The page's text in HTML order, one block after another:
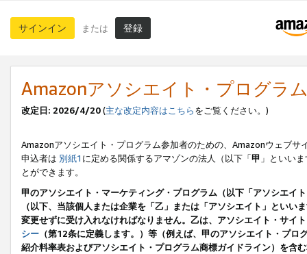
サインイン または 登録
Amazonアソシエイト・プログラ
改定日: 2026/4/20(主な改定内容はこちらをご覧ください。)
Amazonアソシエイト・プログラム参加者のための、Amazonウェブサ
申込者は 別紙1 に定める関係するアマゾンの法人（以下「甲 」といい
とができます。
甲のアソシエイト・マーケティング・プログラム（以下「アソシエイ
（以下、当該個人または企業を「乙」または「アソシエイト」とい
変更せずに受け入れなければなりません。乙は、アソシエイト・サイ
シー （第12条に定義します。）等（例えば、甲のアソシエイト・プ
紹介料率表およびアソシエイト・プログラム商標ガイドライン）を